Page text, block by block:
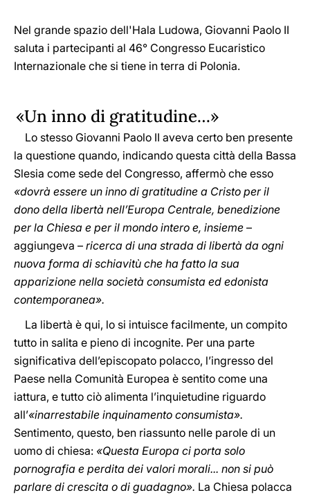
Nel grande spazio dell'Hala Ludowa, Giovanni Paolo II
saluta i partecipanti al 46° Congresso Eucaristico
Internazionale che si tiene in terra di Polonia.
«Un inno di gratitudine…»
Lo stesso Giovanni Paolo II aveva certo ben presente
la questione quando, indicando questa città della Bassa
Slesia come sede del Congresso, affermò che esso
«dovrà essere un inno di gratitudine a Cristo per il
dono della libertà nell’Europa Centrale, benedizione
per la Chiesa e per il mondo intero e, insieme –
aggiungeva – ricerca di una strada di libertà da ogni
nuova forma di schiavitù che ha fatto la sua
apparizione nella società consumista ed edonista
contemporanea».
La libertà è qui, lo si intuisce facilmente, un compito
tutto in salita e pieno di incognite. Per una parte
significativa dell’episcopato polacco, l’ingresso del
Paese nella Comunità Europea è sentito come una
iattura, e tutto ciò alimenta l’inquietudine riguardo
all’«inarrestabile inquinamento consumista».
Sentimento, questo, ben riassunto nelle parole di un
uomo di chiesa: «Questa Europa ci porta solo
pornografia e perdita dei valori morali... non si può
parlare di crescita o di guadagno». La Chiesa polacca